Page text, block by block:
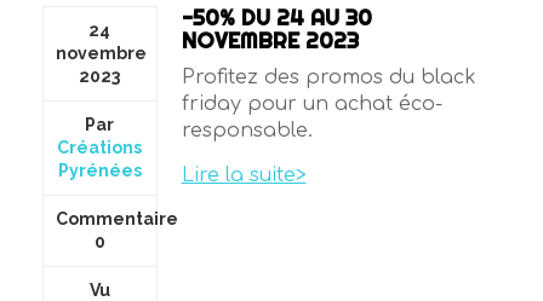
24
novembre
2023
Par
Créations
Pyrénées
Commentaire
0
Vu
-50% DU 24 AU 30
NOVEMBRE 2023
Profitez des promos du black
friday pour un achat éco-
responsable.
Lire la suite>